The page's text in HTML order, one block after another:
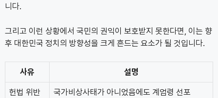
니다.
그리고 이런 상황에서 국민의 권익이 보호받지 못한다면, 이는 향
후 대한민국 정치의 방향성을 크게 흔드는 요소가 될 것입니다.
사유 설명
헌법 위반 국가비상사태가 아니었음에도 계엄령 선포